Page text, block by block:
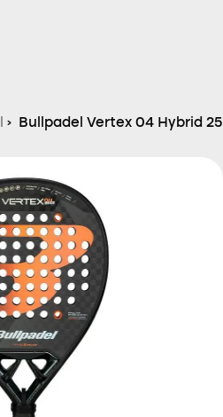
› Bullpadel Vertex 04 Hybrid 25